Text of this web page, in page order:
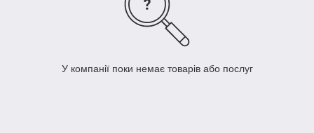
У компанії поки немає товарів або послуг